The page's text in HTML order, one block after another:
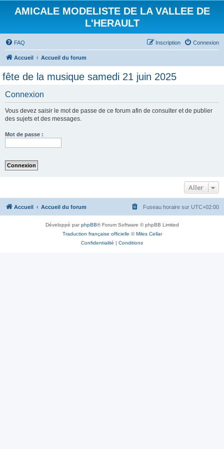
AMICALE MODELISTE DE LA VALLEE DE
L'HERAULT
FAQ Connexion
Inscription
Accueil Accueil du forum
fête de la musique samedi 21 juin 2025
Connexion
Vous devez saisir le mot de passe de ce forum afin de consulter et de publier
des sujets et des messages.
Mot de passe :
Aller
Accueil Accueil du forum Fuseau horaire sur UTC+02:00
Développé parphpBB® Forum Software © phpBB Limited
Traduction française officielle ©Miles Cellar
Confidentialité | Conditions